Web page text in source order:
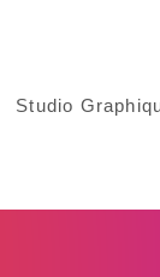
Studio